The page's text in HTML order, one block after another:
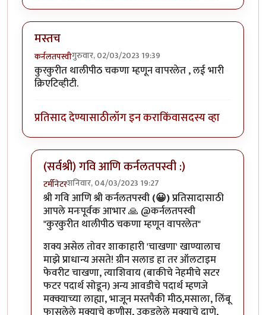
मस्तच
कर्नलतपस्वीगुरुवार, 02/03/2023 19:39
कुरकुरीत थालीपीठ चकणा म्हणून वापरलेत , लई भारी
क्रिएटिव्हीटी.
प्रतिसाद देण्यासाठीलॉग इन कराकिंवासदस्य व्हा
(सर्वश्री) गवि आणि कर्नलतपस्वी :)
टर्मीनेटरशनिवार, 04/03/2023 19:27
In reply toमस्तचbyकर्नलतपस्वी
श्री गवि आणि श्री कर्नलतपस्वी(😀)प्रतिसादासाठी
आपले मनःपूर्वक आभार 🙏 @कर्नलतपस्वी
"कुरकुरीत थालीपीठ चकणा म्हणून वापरलेत"
शक्य असेल तोवर शाकाहारी 'चाखणा' खाण्यालाच
माझे प्राधान्य असते! ग्रीन सलाड हा तर ऑलटाइम
फेवरीट चाखणा, त्याशिवाय (बाकीचे नेहमीचे सटर
फटर पदार्थ सोडून) अन्य आवडीचे पदार्थ म्हणजे
मक्क्याच्या लाह्या, भाजून मस्तपैकी मीठ,मसाला, लिंबू